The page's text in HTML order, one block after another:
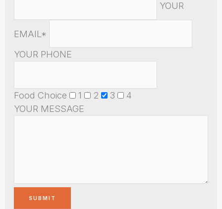
YOUR
EMAIL*
YOUR PHONE
Food Choice 1 2 3
4
YOUR MESSAGE